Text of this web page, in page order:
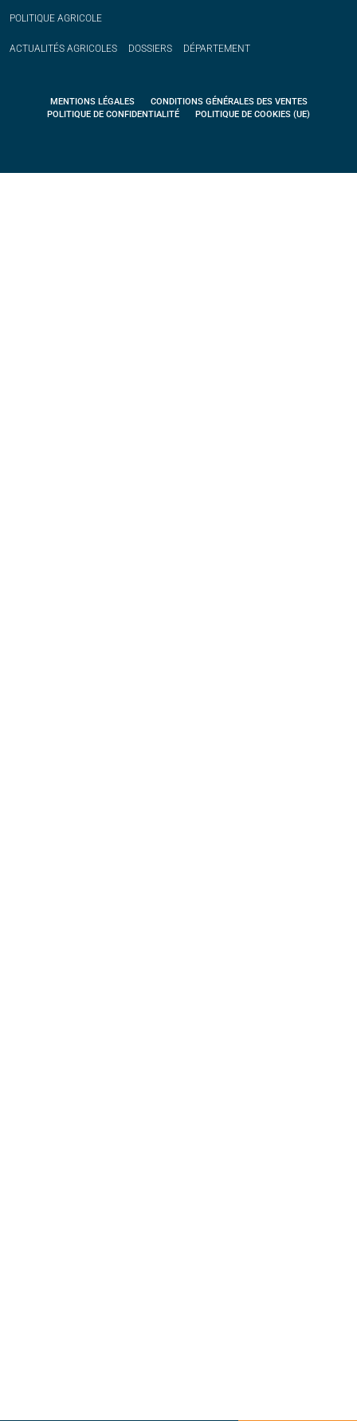
POLITIQUE AGRICOLE
ACTUALITÉS AGRICOLES DOSSIERS DÉPARTEMENT
MENTIONS LÉGALES
CONDITIONS GÉNÉRALES DES VENTES
POLITIQUE DE CONFIDENTIALITÉ
POLITIQUE DE COOKIES (UE)